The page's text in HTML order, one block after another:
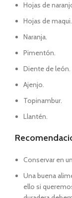
Hojas de
Hojas de maqui.
Naranja.
Pimentón.
Diente de león.
Ajenjo.
Topinambur.
Llantén.
Conservar en
Una buena
ello si